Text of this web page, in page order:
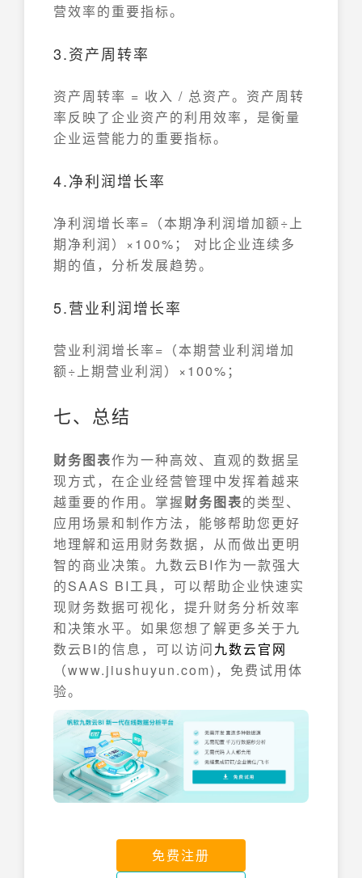
营效率的重要指标。
3.资产周转率
资产周转率 = 收入 / 总资产。资产周转
率反映了企业资产的利用效率，是衡量
企业运营能力的重要指标。
4.净利润增长率
净利润增长率=（本期净利润增加额÷上
期净利润）×100%； 对比企业连续多
期的值，分析发展趋势。
5.营业利润增长率
营业利润增长率=（本期营业利润增加
额÷上期营业利润）×100%；
七、总结
财务图表作为一种高效、直观的数据呈
现方式，在企业经营管理中发挥着越来
越重要的作用。掌握财务图表的类型、
应用场景和制作方法，能够帮助您更好
地理解和运用财务数据，从而做出更明
智的商业决策。九数云BI作为一款强大
的SAAS BI工具，可以帮助企业快速实
现财务数据可视化，提升财务分析效率
和决策水平。如果您想了解更多关于九
数云BI的信息，可以访问九数云官网
（www.jiushuyun.com)，免费试用体
验。
免费注册